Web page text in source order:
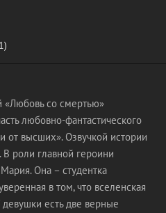
«Любовь со смертью»
любовно-фантастического
от высших». Озвучкой истории
роли главной героини
Она – студентка
в том, что вселенская
девушки есть две верные